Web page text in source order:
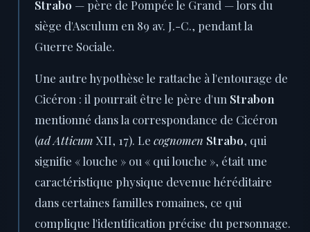
Strabo — père de Pompée le Grand — lors du
siège d'Asculum en 89 av. J.-C., pendant la
Guerre Sociale.
Une autre hypothèse le rattache à l'entourage de
Cicéron : il pourrait être le père d'un Strabon
mentionné dans la correspondance de Cicéron
(ad Atticum XII, 17). Le cognomen Strabo, qui
signifie « louche » ou « qui louche », était une
caractéristique physique devenue héréditaire
dans certaines familles romaines, ce qui
complique l'identification précise du personnage.